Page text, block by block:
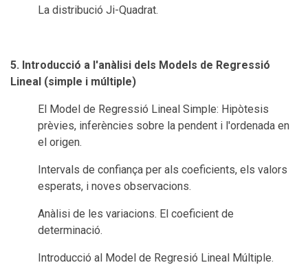
La distribució Ji-Quadrat.
5. Introducció a l'anàlisi dels Models de Regressió
Lineal (simple i múltiple)
El Model de Regressió Lineal Simple: Hipòtesis
prèvies, inferències sobre la pendent i l'ordenada en
el origen.
Intervals de confiança per als coeficients, els valors
esperats, i noves observacions.
Anàlisi de les variacions. El coeficient de
determinació.
Introducció al Model de Regresió Lineal Múltiple.